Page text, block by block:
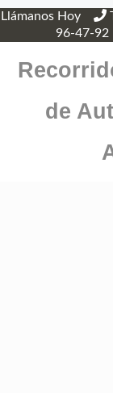
Llámanos Hoy
96-47-
de